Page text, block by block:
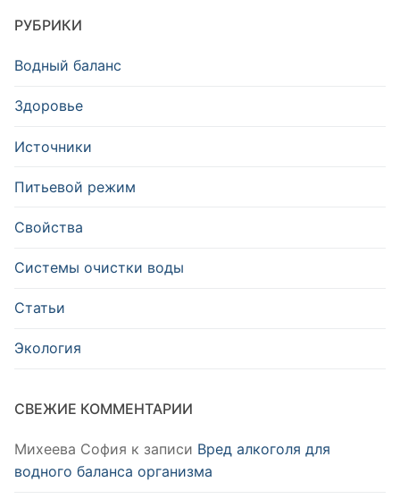
РУБРИКИ
Водный баланс
Здоровье
Источники
Питьевой режим
Свойства
Системы очистки воды
Статьи
Экология
СВЕЖИЕ КОММЕНТАРИИ
Михеева София к записи Вред алкоголя для
водного баланса организма